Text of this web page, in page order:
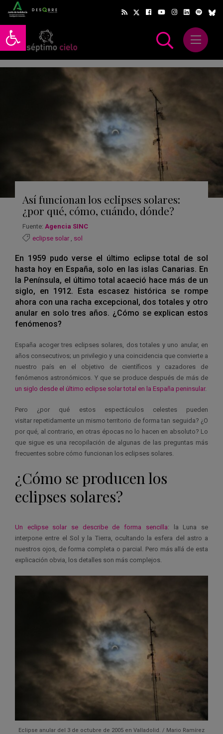
Abrir barra de herramientas
Abrir
Así funcionan los eclipses solares:
¿por qué, cómo, cuándo, dónde?
Fuente: Agencia SINC
eclipse solar
sol
En 1959 pudo verse el último eclipse total de sol
hasta hoy en España, solo en las islas Canarias. En
la Península, el último total acaeció hace más de un
siglo, en 1912. Esta escasez histórica se rompe
ahora con una racha excepcional, dos totales y otro
anular en solo tres años. ¿Cómo se explican estos
fenómenos?
España acoger tres eclipses solares, dos totales y uno anular, en
años consecutivos; un privilegio y una coincidencia que convierte a
nuestro país en el objetivo de científicos y cazadores de
fenómenos astronómicos. Y que se produce después de más de
un siglo desde el último eclipse solar total en la España peninsular.
Pero ¿por qué estos espectáculos celestes pueden
visitar repetidamente un mismo territorio de forma tan seguida? ¿O
por qué, al contrario, en otras épocas no lo hacen en absoluto? Lo
que sigue es una recopilación de algunas de las preguntas más
frecuentes sobre cómo funcionan los eclipses solares.
¿Cómo se producen los
eclipses solares?
Un eclipse solar se describe de forma sencilla: la Luna se
interpone entre el Sol y la Tierra, ocultando la esfera del astro a
nuestros ojos, de forma completa o parcial. Pero más allá de esta
explicación obvia, los detalles son más complejos.
Eclipse anular del 3 de octubre de 2005 en Valladolid. / Mario Ramírez